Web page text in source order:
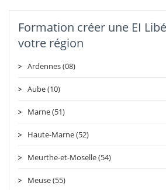
Formation créer une EI
votre région
Ardennes (08)
Aube (10)
Marne (51)
Haute-Marne (52)
Meurthe-et-Moselle (54)
Meuse (55)